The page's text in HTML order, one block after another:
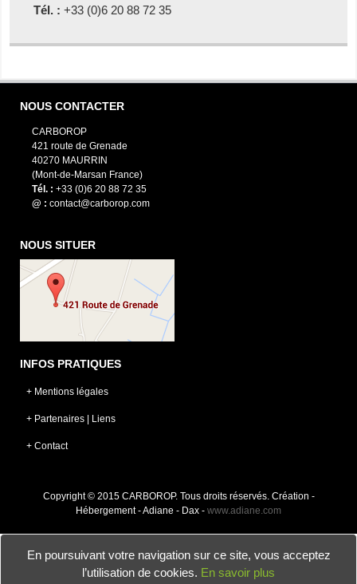
Tél. : +33 (0)6 20 88 72 35
NOUS CONTACTER
CARBOROP
421 route de Grenade
40270 MAURRIN
(Mont-de-Marsan France)
Tél. : +33 (0)6 20 88 72 35
@ : contact@carborop.com
NOUS SITUER
INFOS PRATIQUES
+ Mentions légales
+ Partenaires | Liens
+ Contact
Copyright © 2015 CARBOROP. Tous droits réservés. Création -
Hébergement - Adiane - Dax - www.adiane.com
En poursuivant votre navigation sur ce site, vous acceptez
l’utilisation de cookies. En savoir plus